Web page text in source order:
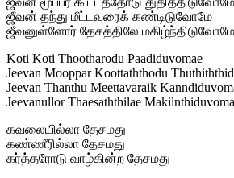
ஜீவன் தந்து மீட்டவரைக் கண்டிடுவோமே
ஜீவனுள்ளோர் தேசத்திலே மகிழ்ந்திடுவோமே
Koti Koti Thootharodu Paadiduvomae
Jeevan Mooppar Koottaththodu
Jeevan Thanthu Meettavaraik
Jeevanullor Thaesaththilae
கவலையில்லா தேசமது
கண்ணீரில்லா தேசமது
கர்த்தரோடு வாழ்கின்ற தேசமது